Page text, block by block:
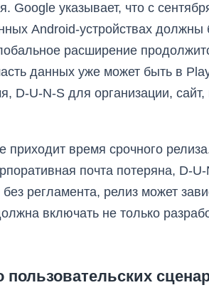
указывает, что с
Android-устройствах должны
расширение
данных уже может быть в
D-U-N-S для организации, сайт,
приходит время срочного
почта потеряна, D-
регламента, релиз может
включать не только